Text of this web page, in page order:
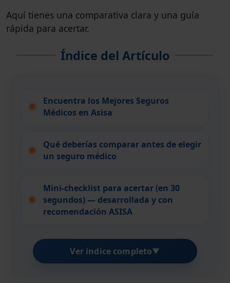
Aquí tienes una comparativa clara y una guía
rápida para acertar.
Índice del Artículo
Encuentra los Mejores Seguros
Médicos en Asisa
Qué deberías comparar antes de elegir
un seguro médico
Mini-checklist para acertar (en 30
segundos) — desarrollada y con
recomendación ASISA
Ver índice completo▼